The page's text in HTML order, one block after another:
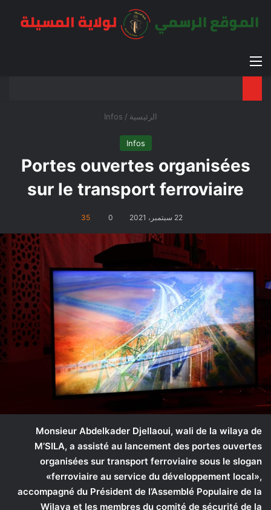
القائمة
الرئيسية /
Infos
Infos
Portes ouvertes organisées
sur le transport ferroviaire
22 سبتمبر، 2021 0
35
Monsieur Abdelkader Djellaoui, wali de la wilaya de
M’SILA, a assisté au lancement des portes ouvertes
organisées sur transport ferroviaire sous le slogan
«ferroviaire au service du développement local»,
accompagné du Président de l’Assemblé Populaire de la
Wilaya et les membres du comité de sécurité de la